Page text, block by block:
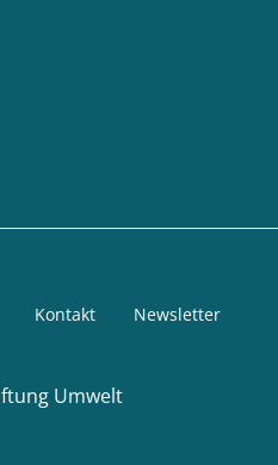
Umwelt
Kontakt Newsletter